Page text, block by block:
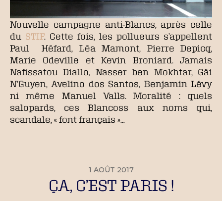
Nouvelle campagne anti-Blancs, après celle
du STIF. Cette fois, les pollueurs s’appellent
Paul Héfard, Léa Mamont, Pierre Depicq,
Marie Odeville et Kevin Broniard. Jamais
Nafissatou Diallo, Nasser ben Mokhtar, Gái
N’Guyen, Avelino dos Santos, Benjamin Lévy
ni même Manuel Valls. Moralité : quels
salopards, ces Blancoss aux noms qui,
scandale, « font français »…
1 AOÛT 2017
ÇA, C’EST PARIS !